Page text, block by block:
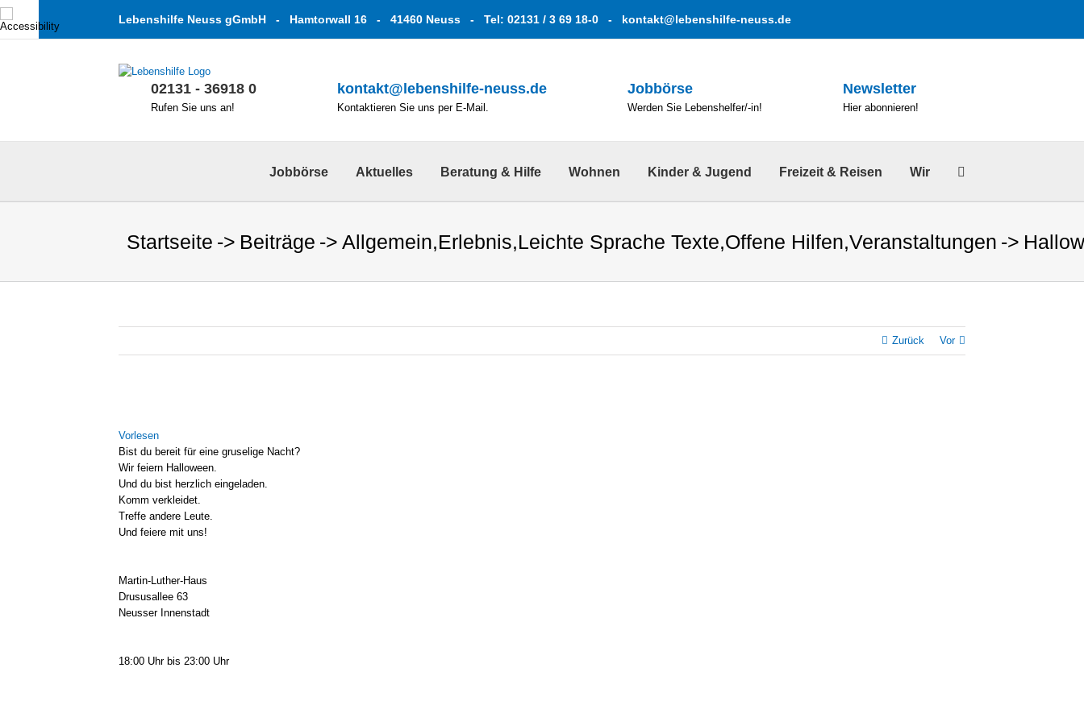
Zum
Inhalt
springen
Lebenshilfe Neuss gGmbH - Hamtorwall 16 - 41460 Neuss - Tel: 02131 / 3 69 18-0 - kontakt@lebenshilfe-neuss.de
02131 - 36918 0
Rufen Sie uns an!
kontakt@lebenshilfe-neuss.de
Kontaktieren Sie uns per E-Mail.
Jobbörse
Werden Sie Lebenshelfer/-in!
Newsletter
Hier abonnieren!
Jobbörse Aktuelles Beratung & Hilfe Wohnen Kinder & Jugend Freizeit & Reisen Wir
Startseite Beiträge Allgemein,Erlebnis,Leichte Sprache Texte,Offene Hilfen,Veranstaltungen
Zurück Vor
Bild
Vor­le­sen
Bist du bereit für eine gru­se­li­ge Nacht?
Wir fei­ern Hal­lo­ween.
Und du bist herz­lich ein­ge­la­den.
Komm ver­klei­det.
Tref­fe ande­re Leu­te.
Und feie­re mit uns!
Martin-Luther-Haus
Dru­su­s­al­lee 63
Neus­ser Innen­stadt
18:00 Uhr bis 23:00 Uhr